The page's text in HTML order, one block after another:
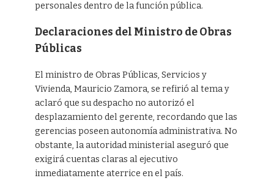
personales dentro de la función pública.
Declaraciones del Ministro de Obras
Públicas
El ministro de Obras Públicas, Servicios y
Vivienda, Mauricio Zamora, se refirió al tema y
aclaró que su despacho no autorizó el
desplazamiento del gerente, recordando que las
gerencias poseen autonomía administrativa. No
obstante, la autoridad ministerial aseguró que
exigirá cuentas claras al ejecutivo
inmediatamente aterrice en el país.